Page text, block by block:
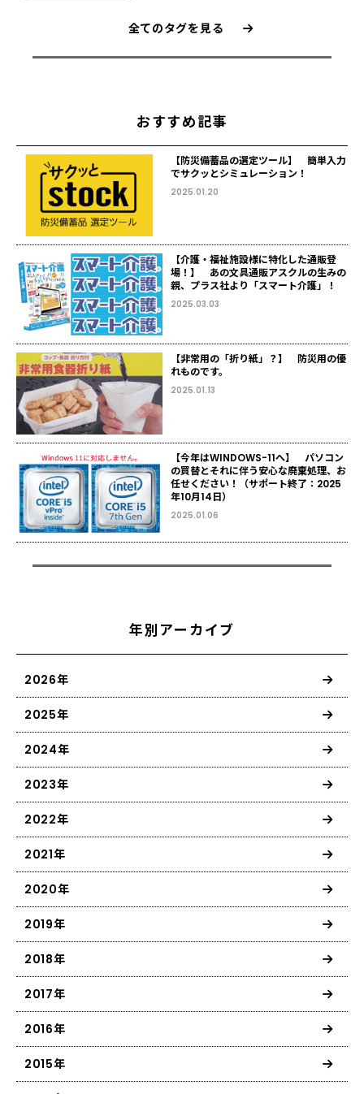
全てのタグを見る
おすすめ記事
【防災備蓄品の選定ツール】 簡単入力
でサクッとシミュレーション！
2025.01.20
【介護・福祉施設様に特化した通販登
場！】 あの文具通販アスクルの生みの
親、プラス社より「スマート介護」！
2025.03.03
【非常用の「折り紙」？】 防災用の優
れものです。
2025.01.13
【今年はWINDOWS-11へ】 パソコン
の買替とそれに伴う安心な廃棄処理、お
任せください！（サポート終了：2025
年10月14日）
2025.01.06
年別アーカイブ
2026年
2025年
2024年
2023年
2022年
2021年
2020年
2019年
2018年
2017年
2016年
2015年